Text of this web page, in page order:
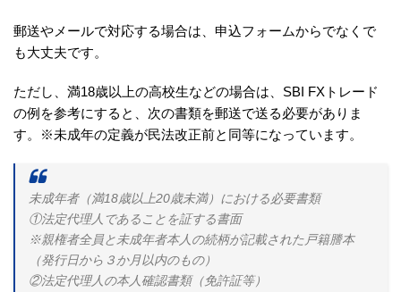
郵送やメールで対応する場合は、申込フォームからでなくで
も大丈夫です。
ただし、満18歳以上の高校生などの場合は、SBI FXトレード
の例を参考にすると、次の書類を郵送で送る必要がありま
す。※未成年の定義が民法改正前と同等になっています。
未成年者（満18歳以上20歳未満）における必要書類
①法定代理人であることを証する書面
※親権者全員と未成年者本人の続柄が記載された戸籍謄本
（発行日から３か月以内のもの）
②法定代理人の本人確認書類（免許証等）